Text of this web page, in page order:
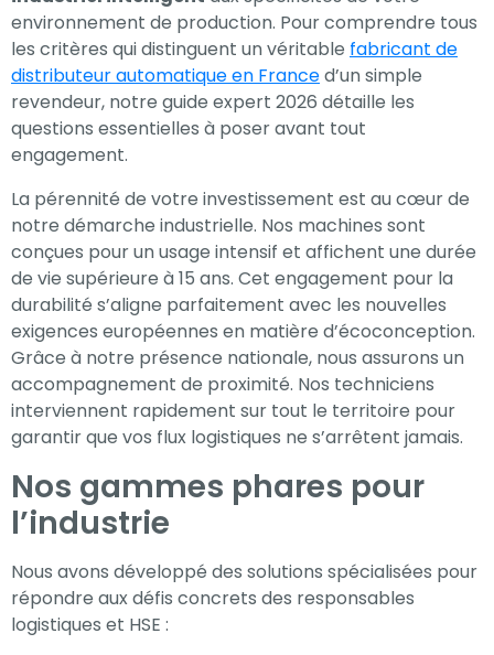
environnement de production. Pour comprendre tous
les critères qui distinguent un véritable fabricant de
distributeur automatique en Franced’un simple
revendeur, notre guide expert 2026 détaille les
questions essentielles à poser avant tout
engagement.
La pérennité de votre investissement est au cœur de
notre démarche industrielle. Nos machines sont
conçues pour un usage intensif et affichent une durée
de vie supérieure à 15 ans. Cet engagement pour la
durabilité s’aligne parfaitement avec les nouvelles
exigences européennes en matière d’écoconception.
Grâce à notre présence nationale, nous assurons un
accompagnement de proximité. Nos techniciens
interviennent rapidement sur tout le territoire pour
garantir que vos flux logistiques ne s’arrêtent jamais.
Nos gammes phares pour
l’industrie
Nous avons développé des solutions spécialisées pour
répondre aux défis concrets des responsables
logistiques et HSE :